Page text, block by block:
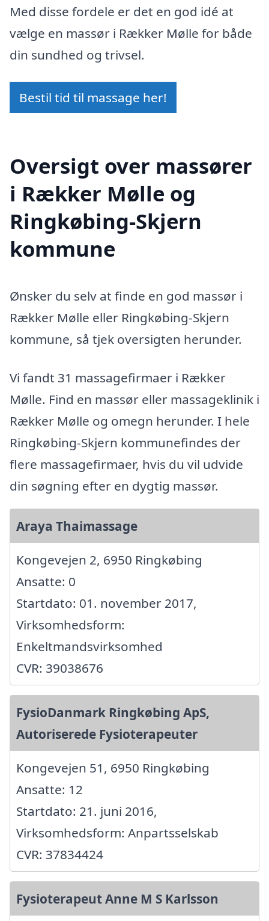
Med disse fordele er det en god idé at
vælge en massør i Rækker Mølle for både
din sundhed og trivsel.
Bestil tid til massage her!
Oversigt over massører
i Rækker Mølle og
Ringkøbing-Skjern
kommune
Ønsker du selv at finde en god massør i
Rækker Mølle eller Ringkøbing-Skjern
kommune, så tjek oversigten herunder.
Vi fandt 31 massagefirmaer i Rækker
Mølle. Find en massør eller massageklinik i
Rækker Mølle og omegn herunder. I hele
Ringkøbing-Skjern kommunefindes der
flere massagefirmaer, hvis du vil udvide
din søgning efter en dygtig massør.
Araya Thaimassage
Kongevejen 2, 6950 Ringkøbing
Ansatte: 0
Startdato: 01. november 2017,
Virksomhedsform:
Enkeltmandsvirksomhed
CVR: 39038676
FysioDanmark Ringkøbing ApS,
Autoriserede Fysioterapeuter
Kongevejen 51, 6950 Ringkøbing
Ansatte: 12
Startdato: 21. juni 2016,
Virksomhedsform: Anpartsselskab
CVR: 37834424
Fysioterapeut Anne M S Karlsson